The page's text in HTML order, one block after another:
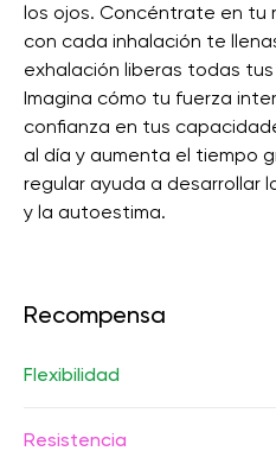
los ojos. Concéntrate en tu
con cada inhalación te
exhalación liberas todas
Imagina cómo tu fuerza
confianza en tus
al día y aumenta el tiempo
regular ayuda a desarrollar
y la autoestima.
Recompensa
Flexibilidad
Resistencia